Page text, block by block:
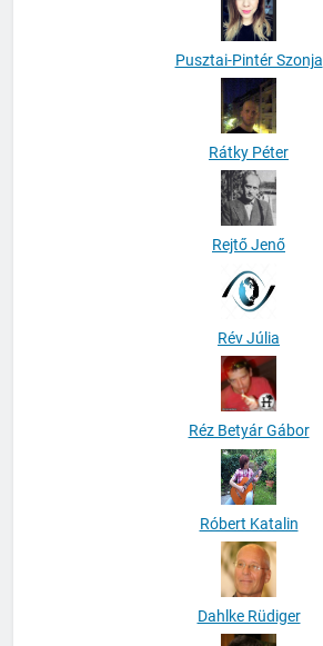
Pusztai-Pintér Szonja
Rátky Péter
Rejtő Jenő
Rév Júlia
Réz Betyár Gábor
Róbert Katalin
Dahlke Rüdiger